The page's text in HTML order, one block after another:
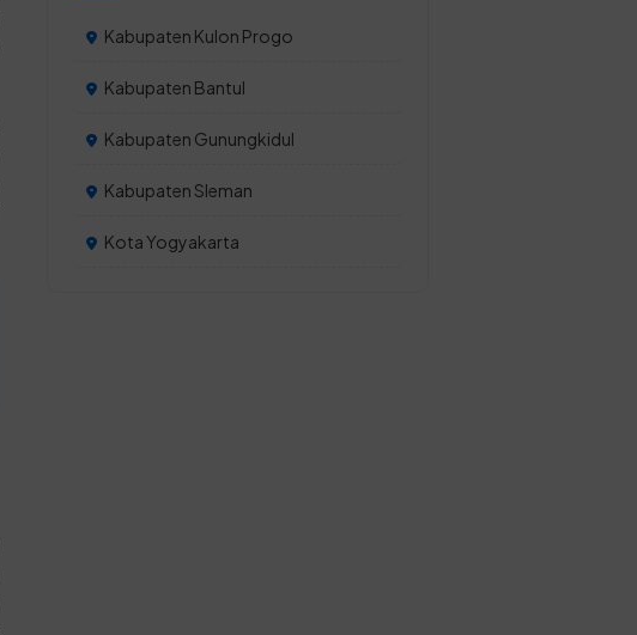
Kabupaten Kulon Progo
Kabupaten Bantul
Kabupaten Gunungkidul
Kabupaten Sleman
Kota Yogyakarta